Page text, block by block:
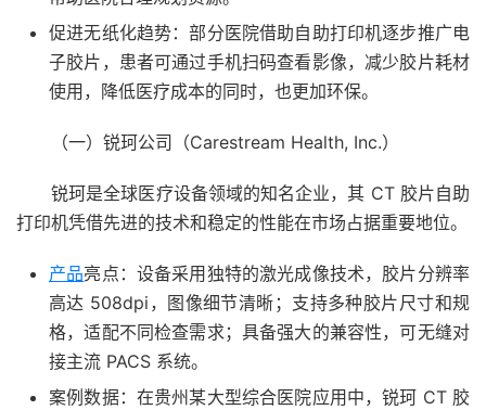
促进无纸化趋势：部分医院借助自助打印机逐步推广电
子胶片，患者可通过手机扫码查看影像，减少胶片耗材
使用，降低医疗成本的同时，也更加环保。
（一）锐珂公司（Carestream Health, Inc.）
锐珂是全球医疗设备领域的知名企业，其 CT 胶片自助
打印机凭借先进的技术和稳定的性能在市场占据重要地位。
产品亮点：设备采用独特的激光成像技术，胶片分辨率
高达 508dpi，图像细节清晰；支持多种胶片尺寸和规
格，适配不同检查需求；具备强大的兼容性，可无缝对
接主流 PACS 系统。
案例数据：在贵州某大型综合医院应用中，锐珂 CT 胶